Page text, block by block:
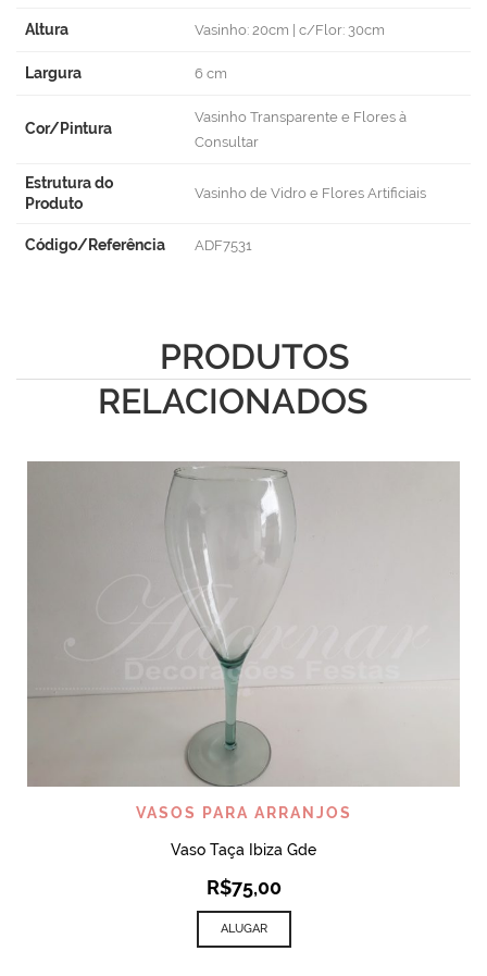
Altura Vasinho: 20cm | c/Flor: 30cm
Largura 6 cm
Cor/Pintura
Vasinho Transparente e Flores à
Consultar
Estrutura do
Produto
Vasinho de Vidro e Flores Artificiais
Código/Referência ADF7531
PRODUTOS
RELACIONADOS
VASOS PARA ARRANJOS
Vaso Taça Ibiza Gde
R$75,00
ALUGAR